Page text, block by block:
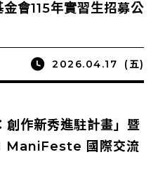
會115年實習生招募公
2026.04.17 (五)
作新秀進駐計畫」暨
ManiFeste 國際交流